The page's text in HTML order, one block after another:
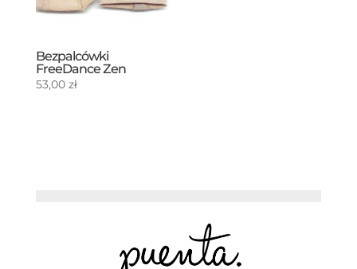
Bezpalcówki
FreeDance Zen
53,00 zł